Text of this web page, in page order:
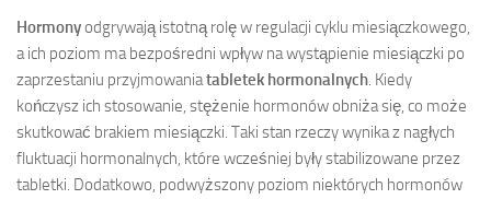
Hormonyodgrywają istotną rolę w regulacji cyklu miesiączkowego,
a ich poziom ma bezpośredni wpływ na wystąpienie miesiączki po
zaprzestaniu przyjmowaniatabletek hormonalnych. Kiedy
kończysz ich stosowanie, stężenie hormonów obniża się, co może
skutkować brakiem miesiączki. Taki stan rzeczy wynika z nagłych
fluktuacji hormonalnych, które wcześniej były stabilizowane przez
tabletki. Dodatkowo, podwyższony poziom niektórych hormonów